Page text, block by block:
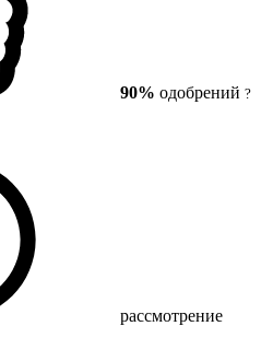
90% одобрений ?
рассмотрение